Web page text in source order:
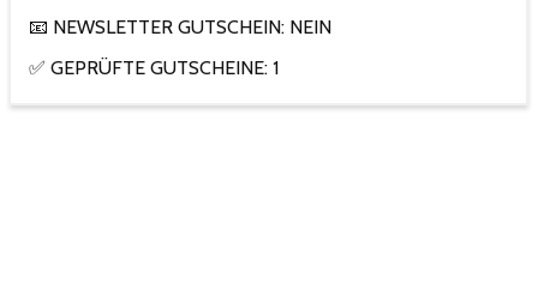
📧 NEWSLETTER GUTSCHEIN: NEIN
✅ GEPRÜFTE GUTSCHEINE: 1